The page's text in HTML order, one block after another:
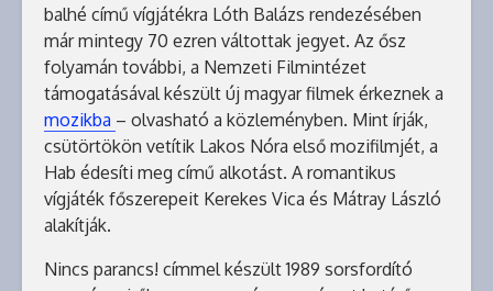
balhé című vígjátékra Lóth Balázs rendezésében
már mintegy 70 ezren váltottak jegyet. Az ősz
folyamán további, a Nemzeti Filmintézet
támogatásával készült új magyar filmek érkeznek a
mozikba – olvasható a közleményben. Mint írják,
csütörtökön vetítik Lakos Nóra első mozifilmjét, a
Hab édesíti meg című alkotást. A romantikus
vígjáték főszerepeit Kerekes Vica és Mátray László
alakítják.
Nincs parancs! címmel készült 1989 sorsfordító